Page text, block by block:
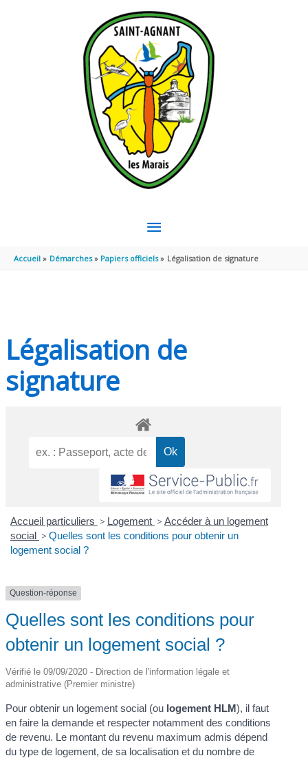
MENU
PRINCIPAL
Accueil Démarches Papiers officiels Légalisation de signature
Légalisation de
signature
Accueil particuliers > Logement > Accéder à un logement
social > Quelles sont les conditions pour obtenir un
logement social ?
Question-réponse
Quelles sont les conditions pour
obtenir un logement social ?
Vérifié le 09/09/2020 - Direction de l'information légale et
administrative (Premier ministre)
Pour obtenir un logement social (ou logement HLM), il faut
en faire la demande et respecter notamment des conditions
de revenu. Le montant du revenu maximum admis dépend
du type de logement, de sa localisation et du nombre de